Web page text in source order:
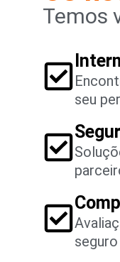
Temos
seu